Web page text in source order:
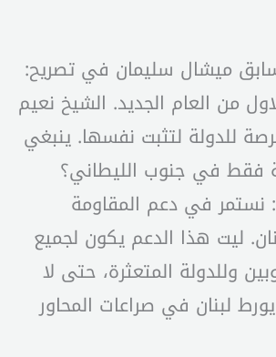
ميشال سليمان في تصريح:
من العام الجديد. الشيخ نعيم
للدولة لتثبت نفسها. ينبغي
فقط في جنوب الليطاني؟
نستمر في دعم المقاومة
ليت هذا الدعم يكون لجميع
وللدولة المتعثرة، حتى لا
لبنان في صراعات المحاور